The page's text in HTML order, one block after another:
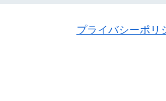
プライバシーポリ